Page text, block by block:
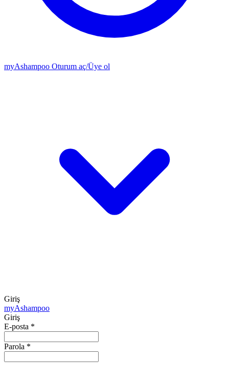
myAshampoo Oturum aç/Üye ol
Giriş
myAshampoo
Giriş
E-posta *
Parola *